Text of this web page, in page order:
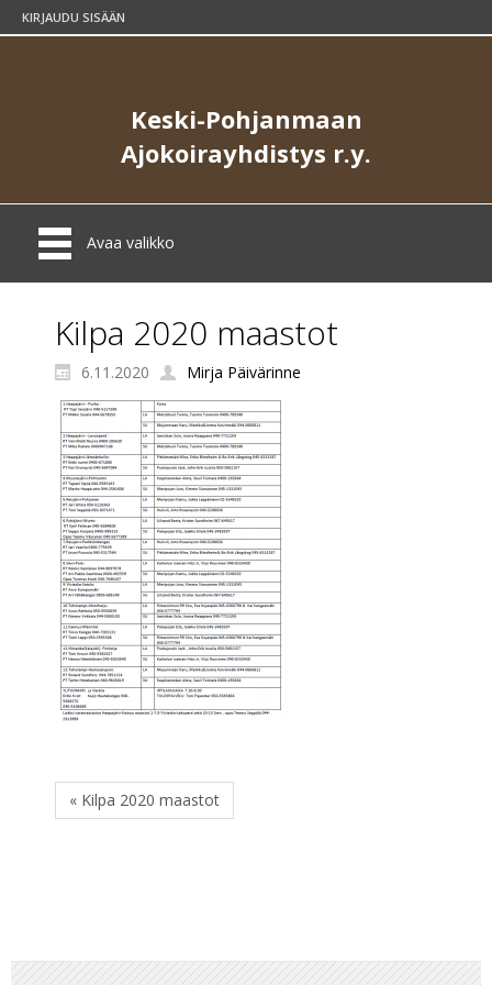
KIRJAUDU SISÄÄN
Keski-Pohjanmaan
Ajokoirayhdistys r.y.
Avaa valikko
Kilpa 2020 maastot
6.11.2020 Mirja Päivärinne
« Kilpa 2020 maastot